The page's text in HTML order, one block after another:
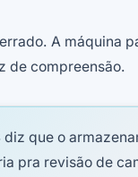
A máquina
de compreensão.
diz que o
pra revisão de